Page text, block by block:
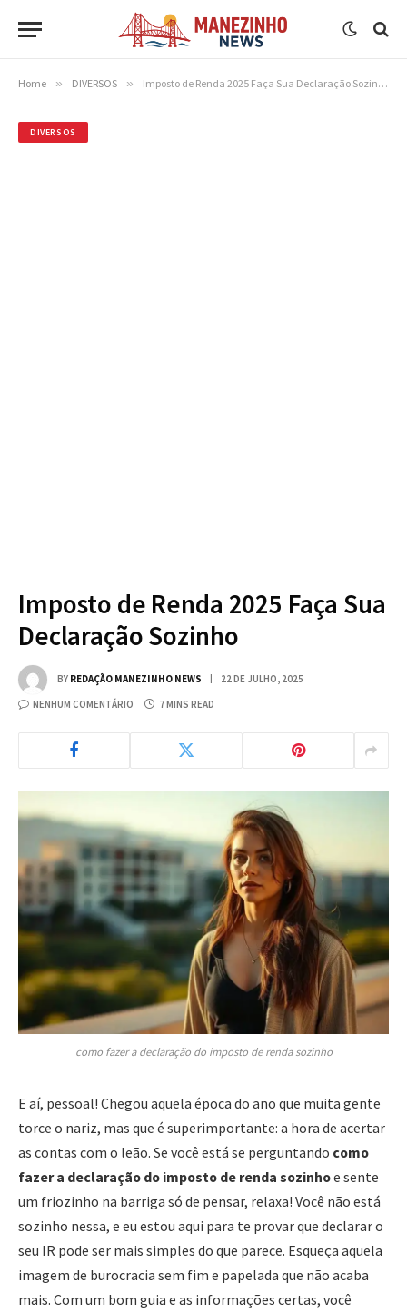
Home » DIVERSOS » Imposto de Renda 2025 Faça Sua Declaração Sozinho
DIVERSOS
Imposto de Renda 2025 Faça Sua
Declaração Sozinho
BY REDAÇÃO MANEZINHO NEWS 22 DE JULHO, 2025
NENHUM COMENTÁRIO 7 MINS READ
como fazer a declaração do imposto de renda sozinho
E aí, pessoal! Chegou aquela época do ano que muita gente
torce o nariz, mas que é superimportante: a hora de acertar
as contas com o leão. Se você está se perguntando como
fazer a declaração do imposto de renda sozinhoe sente
um friozinho na barriga só de pensar, relaxa! Você não está
sozinho nessa, e eu estou aqui para te provar que declarar o
seu IR pode ser mais simples do que parece. Esqueça aquela
imagem de burocracia sem fim e papelada que não acaba
mais. Com um bom guia e as informações certas, você